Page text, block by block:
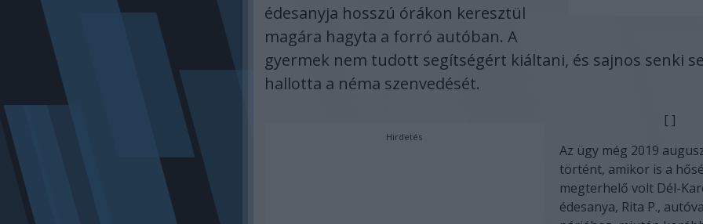
édesanyja hosszú órákon keresztül
magára hagyta a forró autóban. A
gyermek nem tudott segítségért kiáltani, és sajnos senki
hallotta a néma szenvedését.
Hirdetés
[ ]
Az ügy még 2019
történt, amikor is a
megterhelő volt Dél-
édesanya, Rita P.,